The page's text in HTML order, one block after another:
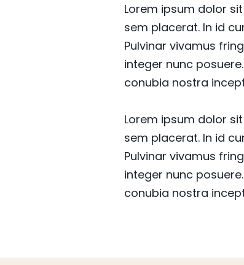
Lorem ipsum dolor
sem placerat. In id
Pulvinar vivamus
integer nunc
conubia nostra
Lorem ipsum dolor
sem placerat. In id
Pulvinar vivamus
integer nunc
conubia nostra